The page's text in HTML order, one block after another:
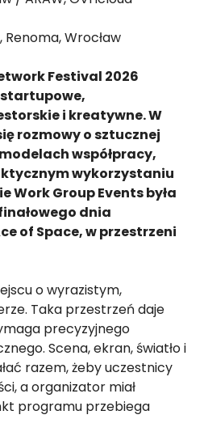
Wrocław
Festival 2026
startupowe,
i kreatywne. W
rozmowy o sztucznej
współpracy,
wykorzystaniu
Work Group Events była
dnia
of Space, w przestrzeni
o wyrazistym,
Taka przestrzeń daje
precyzyjnego
Scena, ekran, światło i
razem, żeby uczestnicy
a organizator miał
programu przebiega